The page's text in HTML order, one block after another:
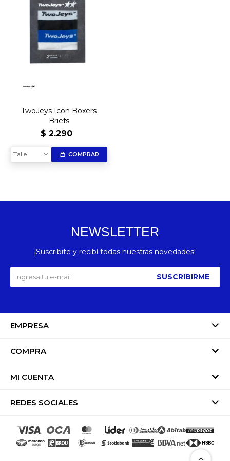
TwoJeys Icon Boxers
Briefs
$ 2.290
Talle COMPRAR
EMPRESA
COMPRA
MI CUENTA
REDES SOCIALES
NEWSLETTER
¡Suscribite y recibí todas nuestras novedades!
SUSCRIBIRME